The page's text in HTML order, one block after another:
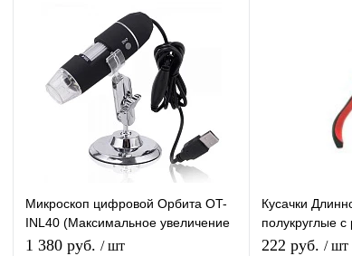
Купить в 1 клик К сравнению
В избранное В наличии
Купить в 1
Микроскоп цифровой Орбита OT-
INL40 (Максимальное увеличение
1000X)
1 380 руб. / шт
Кусачки
полукруглые с
возвратной
222 руб. / шт